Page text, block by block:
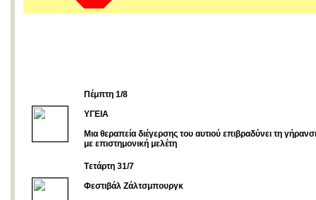
Πέμπτη 1/8
ΥΓΕΙΑ
Μια θεραπεία διέγερσης του αυτιού επιβραδύνει τη
με επιστημονική μελέτη
Tετάρτη 31/7
Φεστιβάλ Ζάλτσμπουργκ